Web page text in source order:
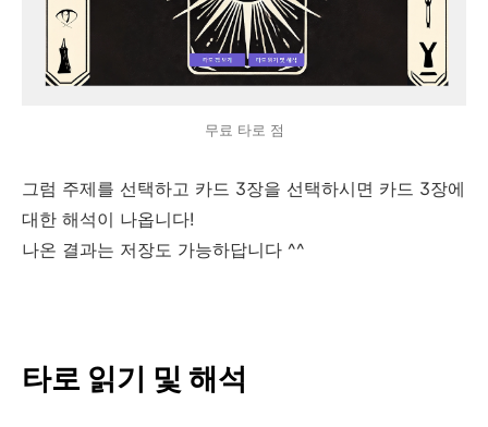
무료 타로 점
그럼 주제를 선택하고 카드 3장을 선택하시면 카드 3장에
대한 해석이 나옵니다!
나온 결과는 저장도 가능하답니다 ^^
타로 읽기 및 해석